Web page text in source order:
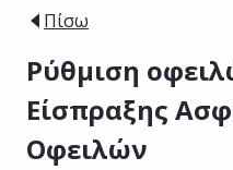
Πίσω
Ρύθμιση
Είσπραξης
Οφειλών